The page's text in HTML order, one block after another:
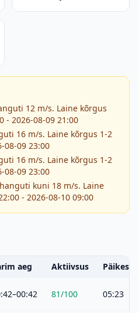
12 m/s. Laine kõrgus
- 2026-08-09 21:00
16 m/s. Laine kõrgus 1-2
08-09 23:00
16 m/s. Laine kõrgus 1-2
08-09 23:00
kuni 18 m/s. Laine
- 2026-08-10 09:00
aeg Aktiivsus
81/100 05:23